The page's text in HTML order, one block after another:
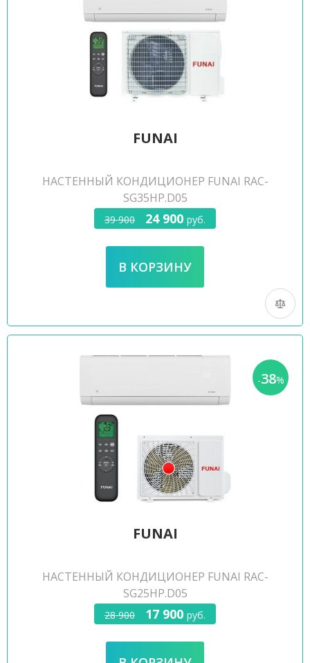
FUNAI
НАСТЕННЫЙ КОНДИЦИОНЕР FUNAI RAC-
SG35HP.D05
39 900 24 900 руб.
-38%
FUNAI
НАСТЕННЫЙ КОНДИЦИОНЕР FUNAI RAC-
SG25HP.D05
28 900 17 900 руб.